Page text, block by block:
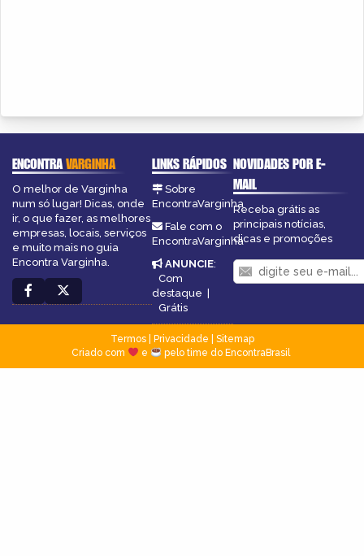
ENCONTRAVARGINHA
O melhor de Varginha
num só lugar! Dicas, onde
ir, o que fazer, as melhores
empresas, locais, serviços
e muito mais no guia
Encontra Varginha.
LINKS RÁPIDOS
Sobre
EncontraVarginha
Fale com o
EncontraVarginha
ANUNCIE:
Com
destaque
Grátis
NOVIDADES POR E-
MAIL
Receba grátis as
principais notícias,
dicas e promoções
Termos| Privacidade
Sitemap
Criado com
e pelo time do EncontraBrasil